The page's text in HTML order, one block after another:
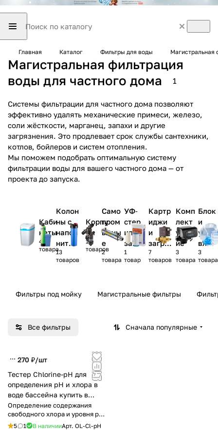
Главная Каталог Фильтры для воды Магистральная
Магистральная фильтрация
воды для частного дома
1
Системы фильтрации для частного дома позволяют
эффективно удалять механические примеси, железо,
соли жёсткости, марганец, запахи и другие
загрязнения. Это продлевает срок службы сантехники,
котлов, бойлеров и систем отопления.
Мы поможем подобрать оптимальную систему
фильтрации воды для вашего частного дома — от
проекта до запуска.
Каби
неты
4
товара
Колон
ны с
напол
нител
ем
13
товаров
Корпу
сы
13
товаров
Само
пром
ывны
е
2
товара
УФ‑
стер
или
зато
ры
1
товар
Картр
иджи
и
загру
зки
7
товаров
Комп
лект
ующ
ие
3
товара
Блок
и
упра
влен
ия
3
товара
Фильтры под мойку Магистральные фильтры
Все фильтры Сначала популярные
270 ₽/шт
Тестер Chlorine-pH для
определения pH и хлора в
воде бассейна купить в
Тирасполе
Определение содержания
свободного хлора и уровня pH
в воде
5 1 В наличииАрт. OL-Cl-pH